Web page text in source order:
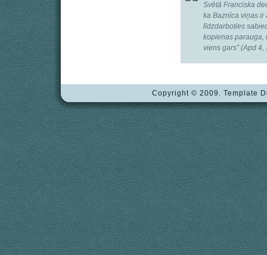
Svētā Franciska
ka Baznīca viņas ir
līdzdarboties
kopienas parauga,
viens gars” (Apd 4,
Copyright © 2009. Template